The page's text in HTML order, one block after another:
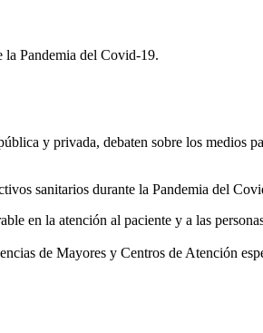
la Pandemia del Covid-19.
y privada, debaten sobre los medios
sanitarios durante la Pandemia del
en la atención al paciente y a las
de Mayores y Centros de Atención